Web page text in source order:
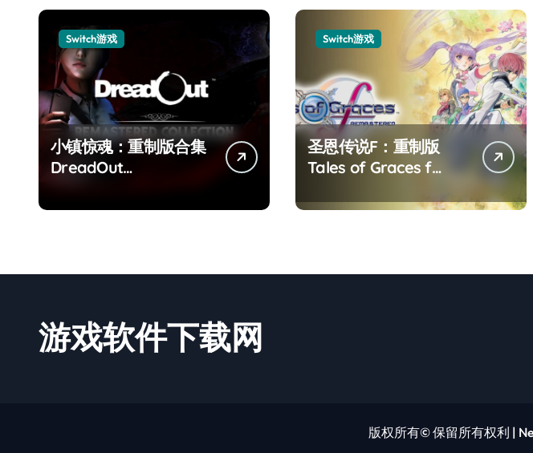
Switch游戏
小镇惊魂：重制版合集
DreadOut
Remastered
Collection
Switch游戏
圣恩传说F：重制版
Tales of Graces f
游戏软件下载网
版权所有© 保留所有权利 |